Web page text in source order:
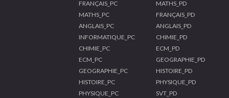
FRANÇAIS_PC
MATHS_PC
ANGLAIS_PC
INFORMATIQUE_PC
CHIMIE_PC
ECM_PC
GEOGRAPHIE_PC
HISTOIRE_PC
PHYSIQUE_PC
MATHS_PD
FRANÇAIS_PD
ANGLAIS_PD
CHIMIE_PD
ECM_PD
GEOGRAPHIE_PD
HISTOIRE_PD
PHYSIQUE_PD
SVT_PD